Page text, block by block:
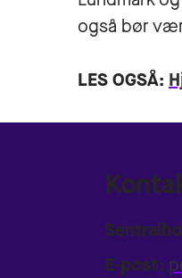
også bør
LES OGSÅ:
E-post: